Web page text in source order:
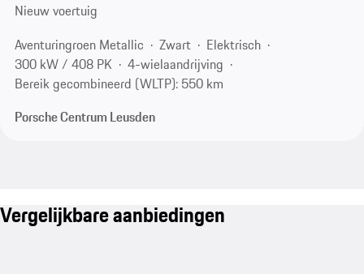
Nieuw voertuig
Aventuringroen Metallic
Zwart
Elektrisch
300 kW / 408 PK
4-wielaandrijving
Bereik gecombineerd (WLTP): 550 km
Porsche Centrum Leusden
Vergelijkbare aanbiedingen